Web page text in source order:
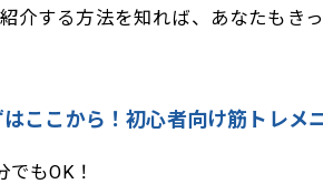
介する方法を知れば、あなたもき
はここから！初心者向け筋トレメ
でもOK！